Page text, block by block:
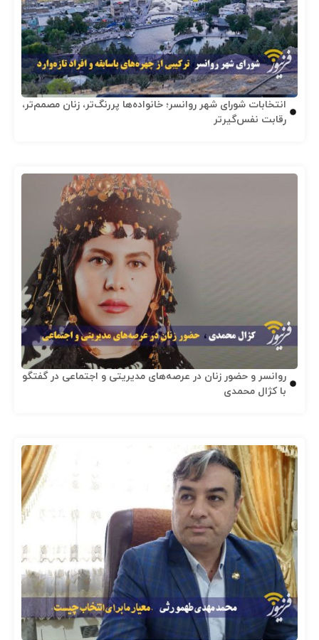
انتخابات شورای شهر روانسر؛ خانواده‌ها پررنگ‌تر، زنان مصمم‌تر،
رقابت نفس‌گیرتر
روانسر و حضور زنان در عرصه‌های مدیریتی و اجتماعی در گفتگو
با کژال محمدی